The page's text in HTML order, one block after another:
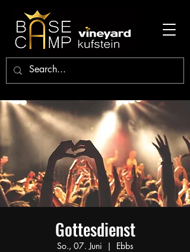
Gottesdienst
So., 07. Juni
  |
Ebbs